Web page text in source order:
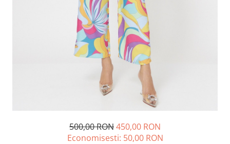
500,00 RON450,00 RON
Economisesti: 50,00 RON